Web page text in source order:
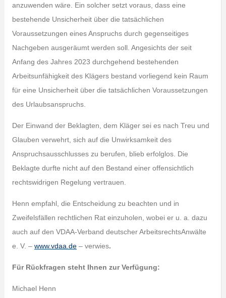
anzuwenden wäre. Ein solcher setzt voraus, dass eine
bestehende Unsicherheit über die tatsächlichen
Voraussetzungen eines Anspruchs durch gegenseitiges
Nachgeben ausgeräumt werden soll. Angesichts der seit
Anfang des Jahres 2023 durchgehend bestehenden
Arbeitsunfähigkeit des Klägers bestand vorliegend kein Raum
für eine Unsicherheit über die tatsächlichen Voraussetzungen
des Urlaubsanspruchs.
Der Einwand der Beklagten, dem Kläger sei es nach Treu und
Glauben verwehrt, sich auf die Unwirksamkeit des
Anspruchsausschlusses zu berufen, blieb erfolglos. Die
Beklagte durfte nicht auf den Bestand einer offensichtlich
rechtswidrigen Regelung vertrauen.
Henn empfahl, die Entscheidung zu beachten und in
Zweifelsfällen rechtlichen Rat einzuholen, wobei er u. a. dazu
auch auf den VDAA-Verband deutscher ArbeitsrechtsAnwälte
e. V. – www.vdaa.de– verwies.
Für Rückfragen steht Ihnen zur Verfügung:
Michael Henn